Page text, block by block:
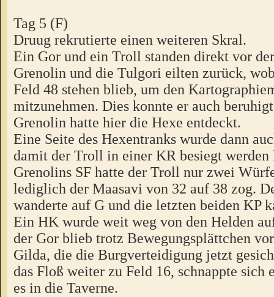
Tag 5 (F)
Druug rekrutierte einen weiteren Skral.
Ein Gor und ein Troll standen direkt vor
Grenolin und die Tulgori eilten zurück,
Feld 48 stehen blieb, um den
mitzunehmen. Dies konnte er auch
Grenolin hatte hier die Hexe entdeckt.
Eine Seite des Hexentranks wurde dann
damit der Troll in einer KR besiegt werden
Grenolins SF hatte der Troll nur zwei
lediglich der Maasavi von 32 auf 38 zog.
wanderte auf G und die letzten beiden KP
Ein HK wurde weit weg von den Helden
der Gor blieb trotz Bewegungsplättchen
Gilda, die die Burgverteidigung jetzt
das Floß weiter zu Feld 16, schnappte sich
es in die Taverne.